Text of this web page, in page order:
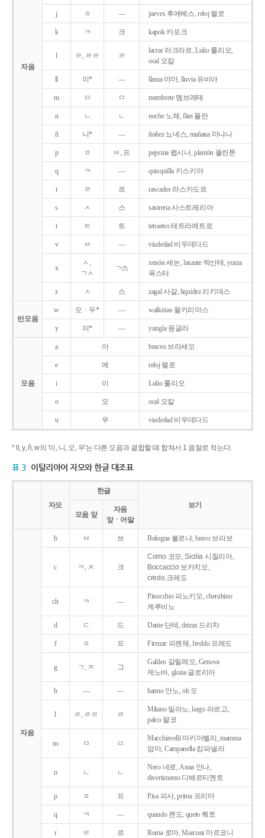
자음
j ㅎ ― jueves 후에베스, reloj 렐로
k ㅋ 크 kapok 카포크
l ㄹ, ㄹㄹ ㄹ
lacrar 라크라르, Lulio 룰리오,
ocal 오칼
ll 이* ― llama 야마, lluvia 유비아
m ㅁ ㅁ membrete 멤브레테
n ㄴ ㄴ noche 노체, flan 플란
ñ 니* ― ñoñez 뇨녜스, mañana 마냐나
p ㅍ ㅂ, 프 pepsina 펩시나, plantón 플란톤
q ㅋ ― quisquilla 키스키야
r ㄹ 르 rascador 라스카도르
s ㅅ 스 sastreria 사스트레리아
t ㅌ 트 tetraetro 테트라에트로
v ㅂ ― viudedad 비우데다드
x
ㅅ,
ㄱㅅ
ㄱ스
xenón 세논, laxante 락산테, yuxta
육스타
z ㅅ 스 zagal 사갈, liquidez 리키데스
반모음
w 오ㆍ우* ― walkirias 왈키리아스
y 이* ― yungla 융글라
모음
a 아 braceo 브라세오
e 에 reloj 렐로
i 이 Lulio 룰리오
o 오 ocal 오칼
u 우 viudedad 비우데다드
* ll, y, ñ, w의 '이, 니, 오, 우'는 다른 모음과 결합할 때 합쳐서 1 음절로 적는다.
표 3 이탈리아어 자모와 한글 대조표
자모
한글
보기
모음 앞
자음
앞ㆍ어말
자음
b ㅂ 브 Bologna 볼로냐, bravo 브라보
c ㅋ, ㅊ 크
Como 코모, Sicilia 시칠리아,
Boccaccio 보카치오,
credo 크레도
ch ㅋ ―
Pinocchio 피노키오, cherubino
케루비노
d ㄷ 드 Dante 단테, drizza 드리차
f ㅍ 프 Firenze 피렌체, freddo 프레도
g ㄱ, ㅈ 그
Galileo 갈릴레오, Genova
제노바, gloria 글로리아
h ― ― hanno 안노, oh 오
l ㄹ, ㄹㄹ ㄹ
Milano 밀라노, largo 라르고,
palco 팔코
m ㅁ ㅁ
Macchiavelli 마키아벨리, mamma
맘마, Campanella 캄파넬라
n ㄴ ㄴ
Nero 네로, Anna 안나,
divertimento 디베르티멘토
p ㅍ 프 Pisa 피사, prima 프리마
q ㅋ ― quando 콴도, queto 퀘토
r ㄹ 르 Roma 로마, Marconi 마르코니